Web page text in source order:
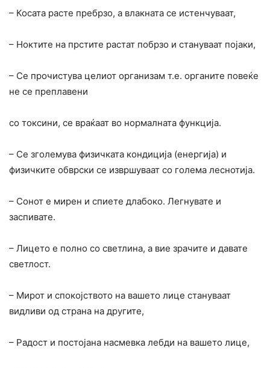
– Косата расте пребрзо, а влакната се истенчуваат,
– Ноктите на прстите растат побрзо и стануваат појаки,
– Се прочистува целиот организам т.е. органите повеќе
не се преплавени
со токсини, се враќаат во нормалната функција.
– Се зголемува физичката кондиција (енергија) и
физичките обврски се извршуваат со голема леснотија.
– Сонот е мирен и спиете длабоко. Легнувате и
заспивате.
– Лицето е полно со светлина, а вие зрачите и давате
светлост.
– Мирот и спокојството на вашето лице стануваат
видливи од страна на другите,
– Радост и постојана насмевка лебди на вашето лице,